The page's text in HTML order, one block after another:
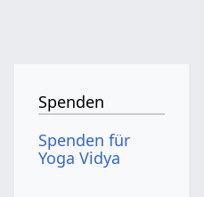
Spenden
Spenden für
Yoga Vidya